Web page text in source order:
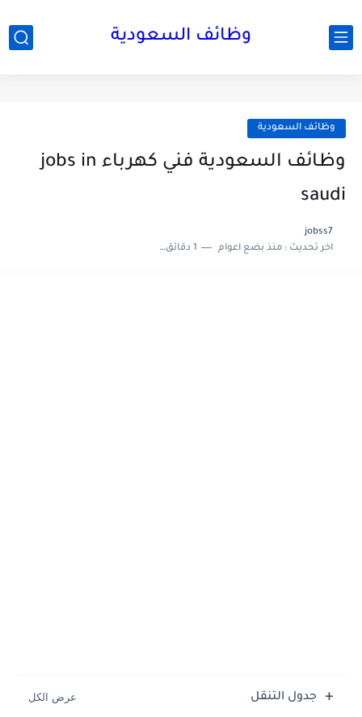
وظائف السعودية
وظائف السعودية
وظائف السعودية فني كهرباء jobs in
saudi
jobss7
اخر تحديث :منذ بضع اعوام 1 دقائق للقراءة
جدول التنقل